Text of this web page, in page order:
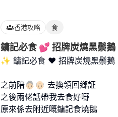
香港攻略 食
鏞記必食 💕 招牌炭燒黑鬃鵝
✨ 鏞記必食 ♥ 招牌炭燒黑鬃鵝
之前陪👵🏻👴🏻 去換領回鄉証
之後兩佬話帶我去食好嘢
原來係去附近嘅鏞記食燒鵝